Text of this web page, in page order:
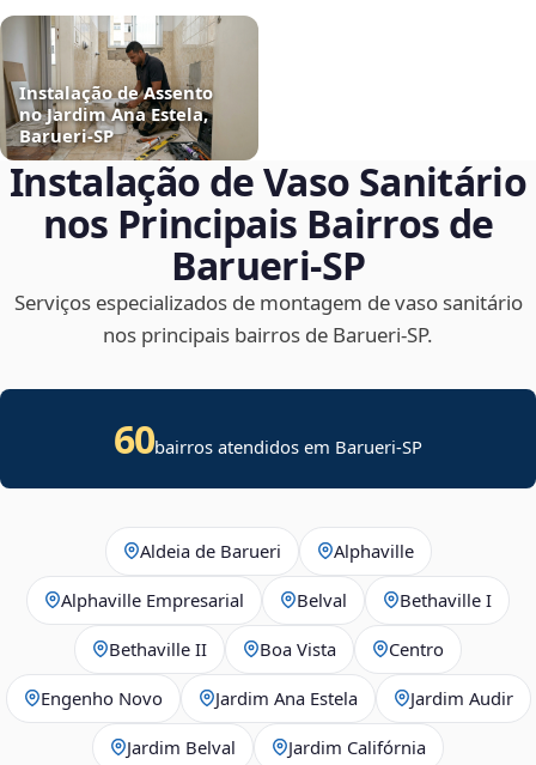
Instalação de Assento
no Jardim Ana Estela,
Barueri‑SP
Instalação de Vaso Sanitário
nos Principais Bairros de
Barueri‑SP
Serviços especializados de montagem de vaso sanitário
nos principais bairros de Barueri‑SP.
60bairros atendidos em Barueri-SP
Aldeia de Barueri Alphaville
Alphaville Empresarial Belval Bethaville I
Bethaville II Boa Vista Centro
Engenho Novo Jardim Ana Estela Jardim Audir
Jardim Belval Jardim Califórnia